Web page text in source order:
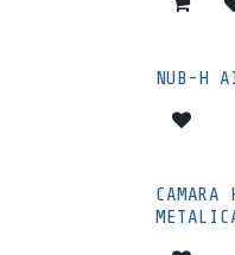
NUB-H
CAMARA